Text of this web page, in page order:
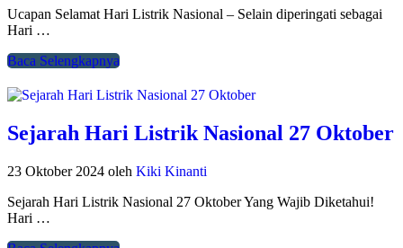
Ucapan Selamat Hari Listrik Nasional – Selain diperingati sebagai
Hari …
Baca Selengkapnya
Sejarah Hari Listrik Nasional 27 Oktober
23 Oktober 2024 oleh Kiki Kinanti
Sejarah Hari Listrik Nasional 27 Oktober Yang Wajib Diketahui!
Hari …